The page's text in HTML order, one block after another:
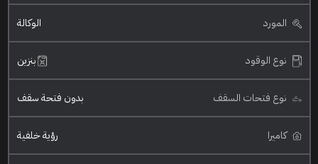
المورد الوكالة
نوع الوقود بنزين
نوع فتحات السقف بدون فتحة سقف
كاميرا رؤية خلفية